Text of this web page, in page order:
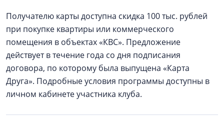
Получателю карты доступна скидка 100 тыс. рублей
при покупке квартиры или коммерческого
помещения в объектах «КВС». Предложение
действует в течение года со дня подписания
договора, по которому была выпущена «Карта
Друга». Подробные условия программы доступны в
личном кабинете участника клуба.